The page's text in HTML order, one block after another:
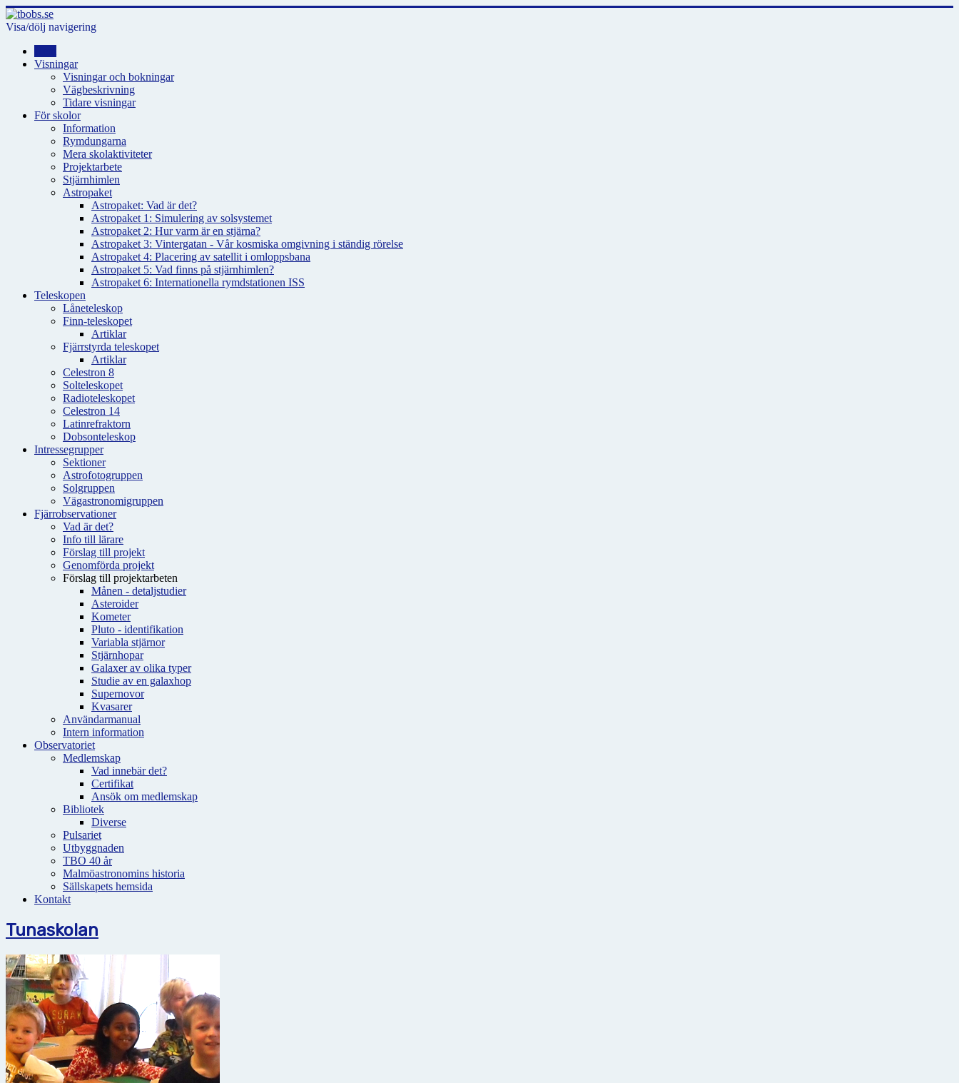
Visa/dölj navigering
Visningar
Visningar och bokningar
Vägbeskrivning
Tidare visningar
För skolor
Information
Rymdungarna
Mera skolaktiviteter
Projektarbete
Stjärnhimlen
Astropaket
Astropaket: Vad är det?
Astropaket 1: Simulering av solsystemet
Astropaket 2: Hur varm är en stjärna?
Astropaket 3: Vintergatan - Vår kosmiska omgivning i ständig rörelse
Astropaket 4: Placering av satellit i omloppsbana
Astropaket 5: Vad finns på stjärnhimlen?
Astropaket 6: Internationella rymdstationen ISS
Teleskopen
Låneteleskop
Finn-teleskopet
Artiklar
Fjärrstyrda teleskopet
Artiklar
Celestron 8
Solteleskopet
Radioteleskopet
Celestron 14
Latinrefraktorn
Dobsonteleskop
Intressegrupper
Sektioner
Astrofotogruppen
Solgruppen
Vägastronomigruppen
Fjärrobservationer
Vad är det?
Info till lärare
Förslag till projekt
Genomförda projekt
Förslag till projektarbeten
Månen - detaljstudier
Asteroider
Kometer
Pluto - identifikation
Variabla stjärnor
Stjärnhopar
Galaxer av olika typer
Studie av en galaxhop
Supernovor
Kvasarer
Användarmanual
Intern information
Observatoriet
Medlemskap
Vad innebär det?
Certifikat
Ansök om medlemskap
Bibliotek
Diverse
Pulsariet
Utbyggnaden
TBO 40 år
Malmöastronomins historia
Sällskapets hemsida
Kontakt
Tunaskolan